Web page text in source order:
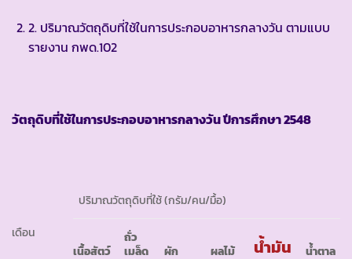
2. ปริมาณวัตถุดิบที่ใช้ในการประกอบอาหารกลางวัน ตามแบบ
รายงาน กพด.102
วัตถุดิบที่ใช้ในการประกอบอาหารกลางวัน ปีการศึกษา2548
เดือน
ปริมาณวัตถุดิบที่ใช้ (กรัม/คน/มื้อ)
เนื้อสัตว์
ถั่ว
เมล็ด
ผัก ผลไม้ น้ำมัน น้ำตาล